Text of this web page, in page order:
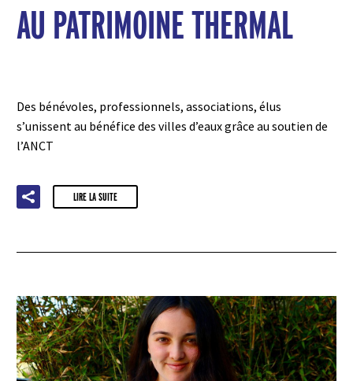
AU PATRIMOINE THERMAL
Des bénévoles, professionnels, associations, élus
s’unissent au bénéfice des villes d’eaux grâce au soutien de
l’ANCT
LIRE LA SUITE